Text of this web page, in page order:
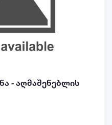
- აღმაშენებლის